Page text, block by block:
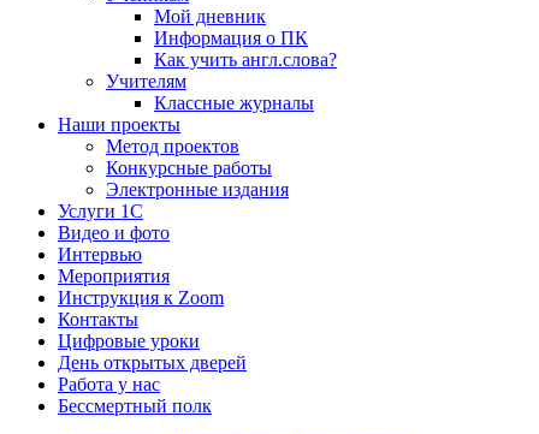
Мой дневник
Информация о ПК
Как учить англ.слова?
Учителям
Классные журналы
Наши проекты
Метод проектов
Конкурсные работы
Электронные издания
Услуги 1C
Видео и фото
Интервью
Мероприятия
Инструкция к Zoom
Контакты
Цифровые уроки
День открытых дверей
Работа у нас
Бессмертный полк